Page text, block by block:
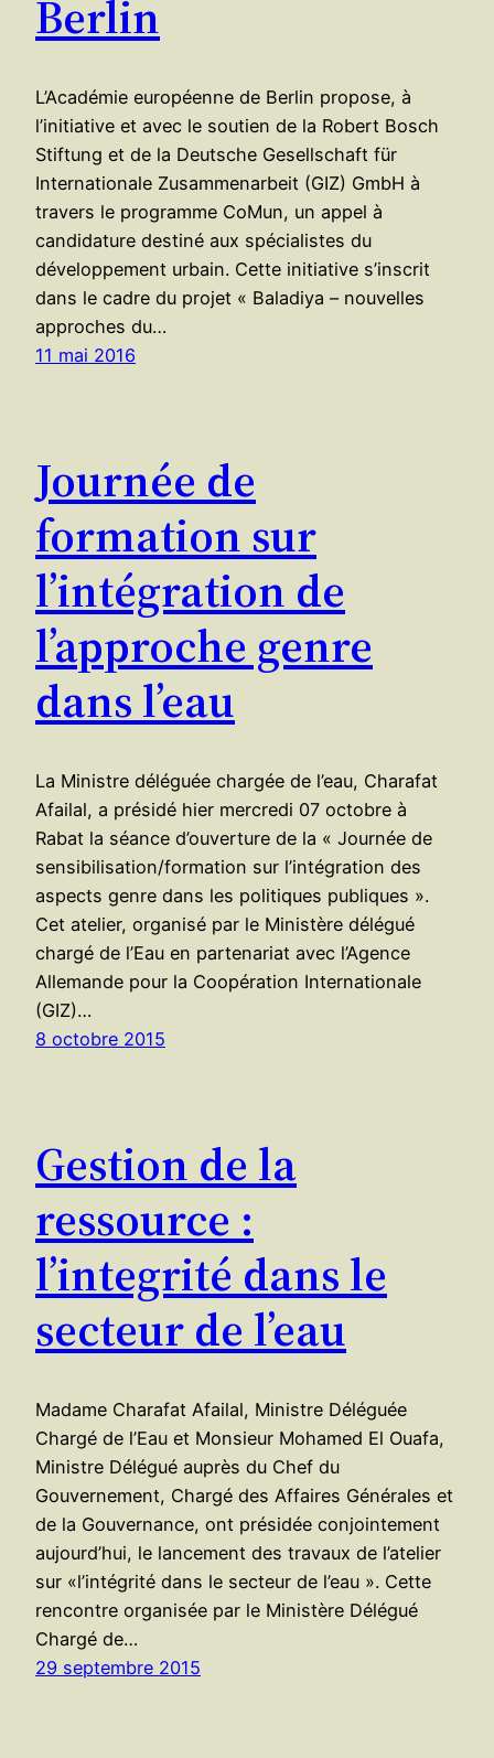
Berlin
L’Académie européenne de Berlin propose, à
l’initiative et avec le soutien de la Robert Bosch
Stiftung et de la Deutsche Gesellschaft für
Internationale Zusammenarbeit (GIZ) GmbH à
travers le programme CoMun, un appel à
candidature destiné aux spécialistes du
développement urbain. Cette initiative s’inscrit
dans le cadre du projet « Baladiya – nouvelles
approches du…
11 mai 2016
Journée de
formation sur
l’intégration de
l’approche genre
dans l’eau
La Ministre déléguée chargée de l’eau, Charafat
Afailal, a présidé hier mercredi 07 octobre à
Rabat la séance d’ouverture de la « Journée de
sensibilisation/formation sur l’intégration des
aspects genre dans les politiques publiques ».
Cet atelier, organisé par le Ministère délégué
chargé de l’Eau en partenariat avec l’Agence
Allemande pour la Coopération Internationale
(GIZ)…
8 octobre 2015
Gestion de la
ressource :
l’integrité dans le
secteur de l’eau
Madame Charafat Afailal, Ministre Déléguée
Chargé de l’Eau et Monsieur Mohamed El Ouafa,
Ministre Délégué auprès du Chef du
Gouvernement, Chargé des Affaires Générales et
de la Gouvernance, ont présidée conjointement
aujourd’hui, le lancement des travaux de l’atelier
sur «l’intégrité dans le secteur de l’eau ». Cette
rencontre organisée par le Ministère Délégué
Chargé de…
29 septembre 2015